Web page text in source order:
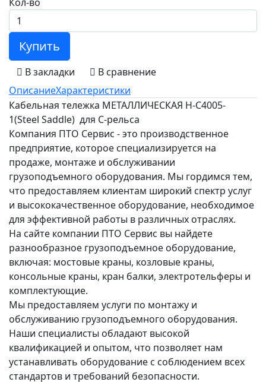
Купить
В закладки
В сравнение
ОписаниеХарактеристики
Кабельная тележка МЕТАЛЛИЧЕСКАЯ H-C4005-
1(Steel Saddle) для С-рельса
Компания ПТО Сервис - это производственное
предприятие, которое специализируется на
продаже, монтаже и обслуживании
грузоподъемного оборудования. Мы гордимся тем,
что предоставляем клиентам широкий спектр услуг
и высококачественное оборудование, необходимое
для эффективной работы в различных отраслях.
На сайте компании ПТО Сервис вы найдете
разнообразное грузоподъемное оборудование,
включая: мостовые краны, козловые краны,
консольные краны, кран балки, электротельферы и
комплектующие.
Мы предоставляем услуги по монтажу и
обслуживанию грузоподъемного оборудования.
Наши специалисты обладают высокой
квалификацией и опытом, что позволяет нам
устанавливать оборудование с соблюдением всех
стандартов и требований безопасности.